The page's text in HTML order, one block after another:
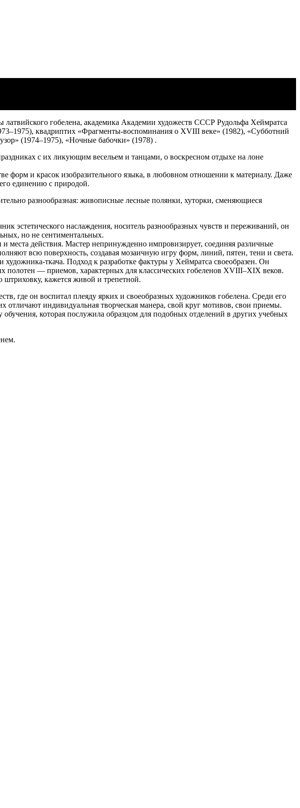
латвийского гобелена, академика Академии художеств СССР Рудольфа Хеймратса
квадриптих «Фрагменты-воспоминания о XVIII веке» (1982), «Субботний
(1974–1975), «Ночные бабочки» (1978) .
с их ликующим весельем и танцами, о воскресном отдыхе на лоне
форм и красок изобразительного языка, в любовном отношении к материалу. Даже
единению с природой.
разнообразная: живописные лесные полянки, хуторки, сменяющиеся
эстетического наслаждения, носитель разнообразных чувств и переживаний, он
но не сентиментальных.
места действия. Мастер непринужденно импровизирует, соединяя различные
всю поверхность, создавая мозаичную игру форм, линий, пятен, тени и света.
ткача. Подход к разработке фактуры у Хеймратса своеобразен. Он
— приемов, характерных для классических гобеленов XVIII–XIX веков.
кажется живой и трепетной.
где он воспитал плеяду ярких и своеобразных художников гобелена. Среди его
индивидуальная творческая манера, свой круг мотивов, свои приемы.
которая послужила образцом для подобных отделений в других учебных